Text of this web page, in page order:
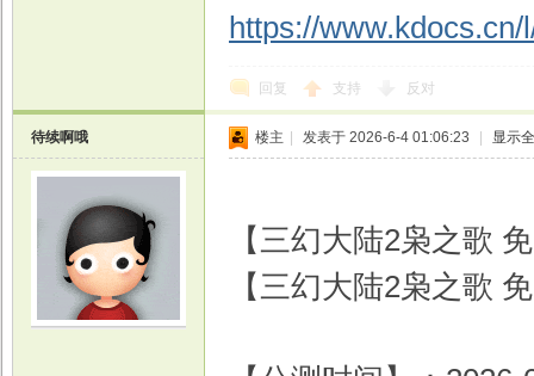
https://
回复 支持 反对
待续啊哦 楼主 发表于 2026-6-4 01:06:23 显示
【三幻大陆2枭之歌
【三幻大陆2枭之歌